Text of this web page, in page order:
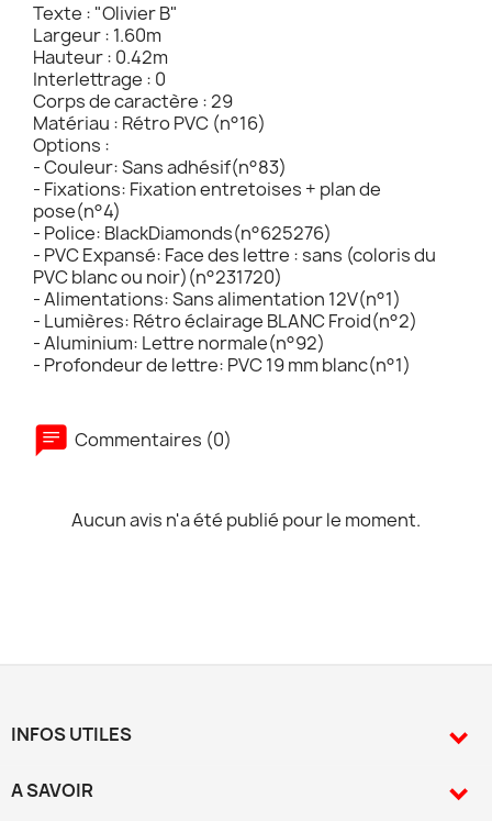
Texte : "Olivier B"
Largeur : 1.60m
Hauteur : 0.42m
Interlettrage : 0
Corps de caractère : 29
Matériau : Rétro PVC (n°16)
Options :
- Couleur: Sans adhésif(n°83)
- Fixations: Fixation entretoises + plan de
pose(n°4)
- Police: BlackDiamonds(n°625276)
- PVC Expansé: Face des lettre : sans (coloris du
PVC blanc ou noir)(n°231720)
- Alimentations: Sans alimentation 12V(n°1)
- Lumières: Rétro éclairage BLANC Froid(n°2)
- Aluminium: Lettre normale(n°92)
- Profondeur de lettre: PVC 19 mm blanc(n°1)
Commentaires (0)
Aucun avis n'a été publié pour le moment.
INFOS UTILES 
A SAVOIR 